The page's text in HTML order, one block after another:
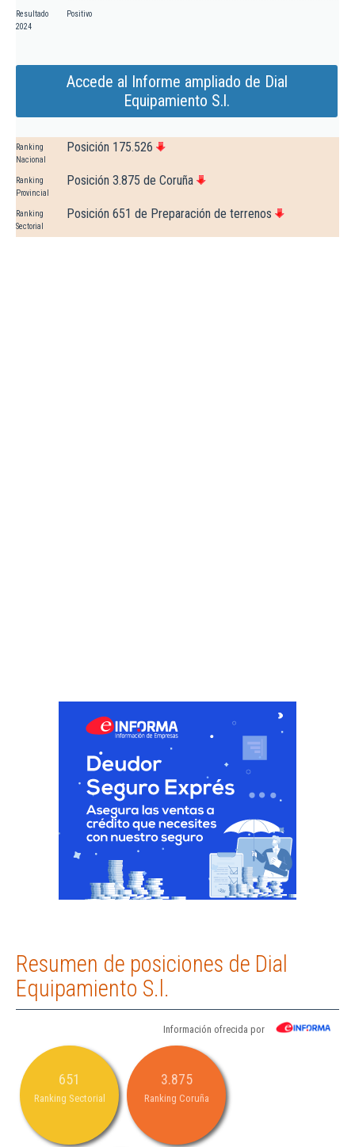
Resultado
2024
Positivo
Accede al Informe ampliado de Dial
Equipamiento S.l.
Ranking
Nacional
Posición 175.526
Ranking
Provincial
Posición 3.875 de Coruña
Ranking
Sectorial
Posición 651 de Preparación de terrenos
Resumen de posiciones de Dial
Equipamiento S.l.
Información ofrecida por
651
Ranking Sectorial
3.875
Ranking Coruña